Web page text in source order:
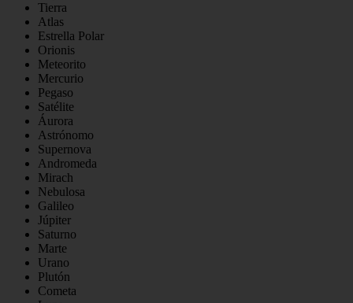
Tierra
Atlas
Estrella Polar
Orionis
Meteorito
Mercurio
Pegaso
Satélite
Áurora
Astrónomo
Supernova
Andromeda
Mirach
Nebulosa
Galileo
Júpiter
Saturno
Marte
Urano
Plutón
Cometa